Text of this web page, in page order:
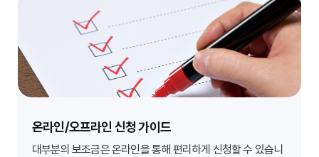
필요한 시간 낭비를 줄이는 것이 중요합니다.
온라인/오프라인 신청 가이드
대부분의 보조금은 온라인을 통해 편리하게 신청할 수 있습니